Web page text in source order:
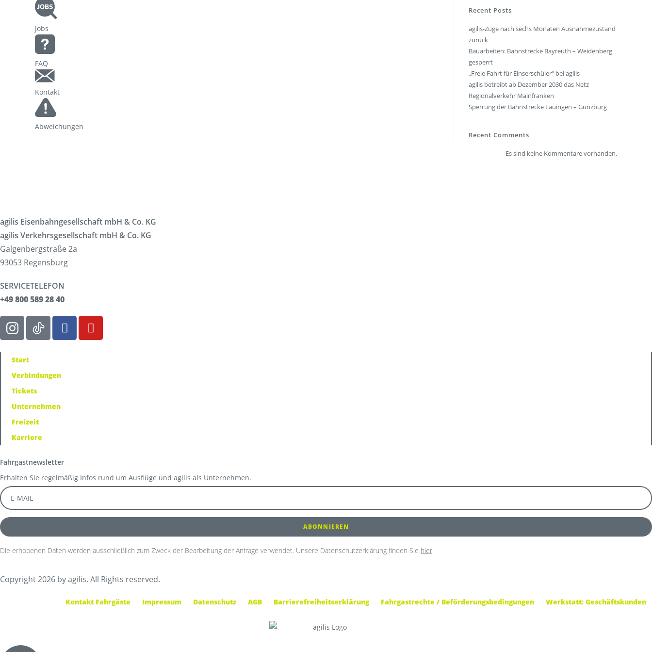
Korridorsanierung
Baumaßnahmen_RVOF
Umwelt & Nachhaltigkeit
Kontakt Fahrgäste
Jobs
FAQ
Kontakt
Abweichungen
Recent Posts
agilis-Züge nach sechs Monaten Ausnahmezustand
zurück
Bauarbeiten: Bahnstrecke Bayreuth – Weidenberg
gesperrt
„Freie Fahrt für Einserschüler“ bei agilis
agilis betreibt ab Dezember 2030 das Netz
Regionalverkehr Mainfranken
Sperrung der Bahnstrecke Lauingen – Günzburg
Recent Comments
Es sind keine Kommentare vorhanden.
agilis Eisenbahngesellschaft mbH & Co. KG
agilis Verkehrsgesellschaft mbH & Co. KG
Galgenbergstraße 2a
93053 Regensburg
SERVICETELEFON
+49 800 589 28 40
Start
Verbindungen
Tickets
Unternehmen
Freizeit
Karriere
Fahrgastnewsletter
Erhalten Sie regelmäßig Infos rund um Ausflüge und agilis als Unternehmen.
Die erhobenen Daten werden ausschließlich zum Zweck der Bearbeitung der Anfrage verwendet. Unsere Datenschutzerklärung finden Sie hier.
Copyright 2026 by agilis. All Rights reserved.
Kontakt Fahrgäste Impressum Datenschutz AGB Barrierefreiheitserklärung Fahrgastrechte / Beförderungsbedingungen Werkstatt: Geschäftskunden